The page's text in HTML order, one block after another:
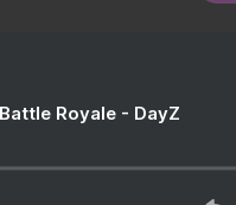
Royale - DayZ